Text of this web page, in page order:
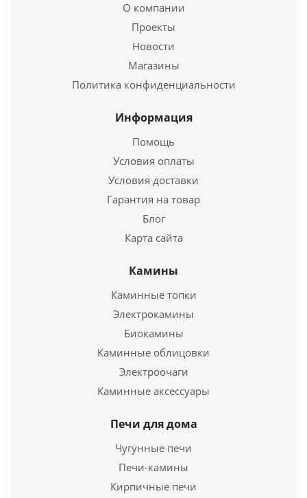
2 690руб.
Подробнее
Купить в 1 клик
1 590руб.
Подробнее
О компании
Проекты
Новости
Магазины
Политика конфиденциальности
Информация
Помощь
Условия оплаты
Условия доставки
Гарантия на товар
Блог
Карта сайта
Камины
Каминные топки
Электрокамины
Биокамины
Каминные облицовки
Электроочаги
Каминные аксессуары
Печи для дома
Чугунные печи
Печи-камины
Кирпичные печи